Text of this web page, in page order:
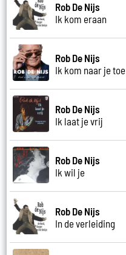
Rob De Nijs
Ik kom eraan
Rob De Nijs
Ik kom naar je toe
Rob De Nijs
Ik laat je vrij
Rob De Nijs
Ik wil je
Rob De Nijs
In de verleiding